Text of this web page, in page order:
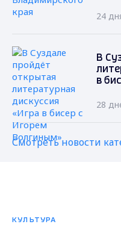
24
В
в
28
Смотреть новости
КУЛЬТУРА